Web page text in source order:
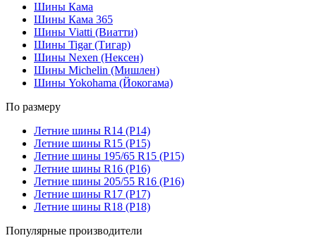
Шины Кама
Шины Кама 365
Шины Viatti (Виатти)
Шины Tigar (Тигар)
Шины Nexen (Нексен)
Шины Michelin (Мишлен)
Шины Yokohama (Йокогама)
По размеру
Летние шины R14 (Р14)
Летние шины R15 (Р15)
Летние шины 195/65 R15 (Р15)
Летние шины R16 (Р16)
Летние шины 205/55 R16 (Р16)
Летние шины R17 (Р17)
Летние шины R18 (Р18)
Популярные производители